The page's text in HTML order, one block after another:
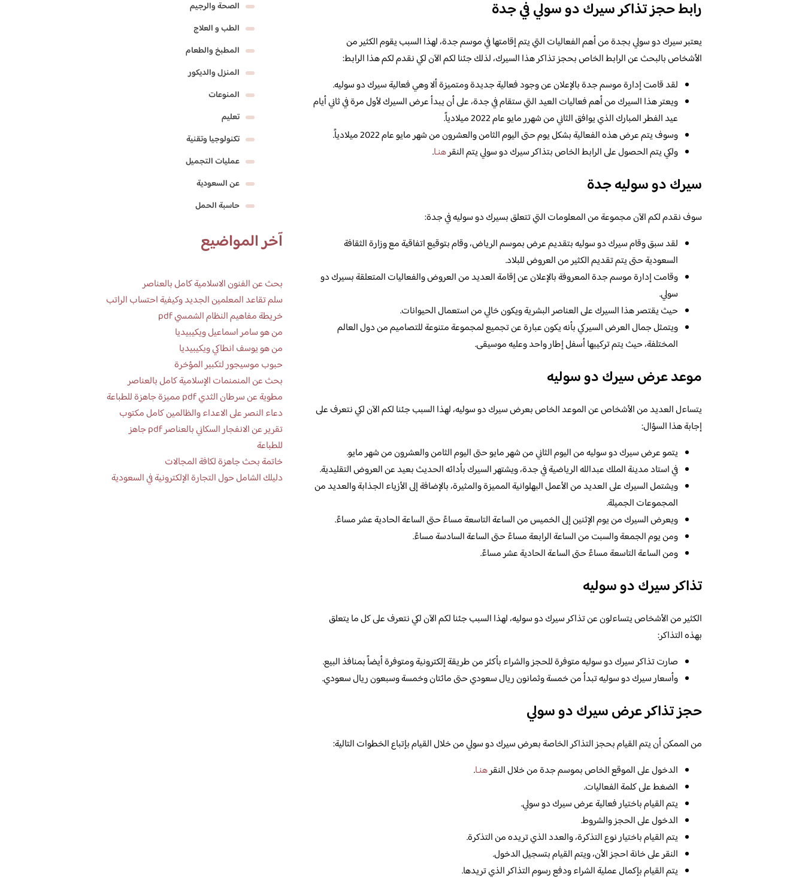
رابط حجز تذاكر سيرك دو سولي في جدة
يعتبر سيرك دو سولي بجدة من أهم الفعاليات التي يتم إقامتها في موسم جدة، لهذا السبب يقوم الكثير من
الأشخاص بالبحث عن الرابط الخاص بحجز تذاكر هذا السيرك، لذلك جئنا لكم الآن لكي نقدم لكم هذا الرابط:
لقد قامت إدارة موسم جدة بالإعلان عن وجود فعالية جديدة ومتميزة ألا وهي فعالية سيرك دو سوليه.
ويعتر هذا السيرك من أهم فعاليات العيد التي ستقام في جدة، على أن يبدأ عرض السيرك لأول مرة في ثاني أيام
عيد الفطر المبارك الذي يوافق الثاني من شهرر مايو عام 2022 ميلادياً.
وسوف يتم عرض هذه الفعالية بشكل يوم حتى اليوم الثامن والعشرون من شهر مايو عام 2022 ميلادياً.
ولكي يتم الحصول على الرابط الخاص بتذاكر سيرك دو سولي يتم النقرهنـا.
سيرك دو سوليه جدة
سوف نقدم لكم الآن مجموعة من المعلومات التي تتعلق بسيرك دو سوليه في جدة:
لقد سبق وقام سيرك دو سوليه بتقديم عرض بموسم الرياض، وقام بتوقيع اتفاقية مع وزارة الثقافة
السعودية حتى يتم تقديم الكثير من العروض للبلاد.
وقامت إدارة موسم جدة المعروفة بالإعلان عن إقامة العديد من العروض والفعاليات المتعلقة بسيرك دو
سولي.
حيث يقتصر هذا السيرك على العناصر البشرية ويكون خالي من استعمال الحيوانات.
ويتمثل جمال العرض السيركي بأنه يكون عبارة عن تجميع لمجموعة متنوعة للتصاميم من دول العالم
المختلفة، حيث يتم تركيبها أسفل إطار واحد وعليه موسيقى.
موعد عرض سيرك دو سوليه
يتساءل العديد من الأشخاص عن الموعد الخاص بعرض سيرك دو سوليه، لهذا السبب جئنا لكم الآن لكي نتعرف على
إجابة هذا السؤال:
يتمو عرض سيرك دو سوليه من اليوم الثاني من شهر مايو حتى اليوم الثامن والعشرون من شهر مايو.
في استاد مدينة الملك عبدالله الرياضية في جدة، ويشتهر السيرك بأدائه الحديث بعيد عن العروض التقليدية.
ويشتمل السيرك على العديد من الأعمل البهلوانية المميزة والمثيرة، بالإضافة إلى الأزياء الجذابة والعديد من
المجموعات الجميلة.
ويعرض السيرك من يوم الإثنين إلى الخميس من الساعة التاسعة مساءً حتى الساعة الحادية عشر مساءً.
ومن يوم الجمعة والسبت من الساعة الرابعة مساءً حتى الساعة السادسة مساءً.
ومن الساعة التاسعة مساءً حتى الساعة الحادية عشر مساءً.
تذاكر سيرك دو سوليه
الكثير من الأشخاص يتساءلون عن تذاكر سيرك دو سوليه، لهذا السبب جئنا لكم الآن لكي نتعرف على كل ما يتعلق
بهذه التذاكر:
صارت تذاكر سيرك دو سوليه متوفرة للحجز والشراء بأكثر من طريقة إلكترونية ومتوفرة أيضاً بمنافذ البيع.
وأسعار سيرك دو سوليه تبدأ من خمسة وثمانون ريال سعودي حتى مائتان وخمسة وسبعون ريال سعودي.
حجز تذاكر عرض سيرك دو سولي
من الممكن أن يتم القيام بحجز التذاكر الخاصة بعرض سيرك دو سولي من خلال القيام بإتباع الخطوات التالية:
الدخول على الموقع الخاص بموسم جدة من خلال النقرهنـا.
الضغط على كلمة الفعاليات.
يتم القيام باختيار فعالية عرض سيرك دو سولي.
الدخول على الحجز والشروط.
يتم القيام باختيار نوع التذكرة، والعدد الذي تريده من التذكرة.
النقر على خانة احجز الأن، ويتم القيام بتسجيل الدخول.
يتم القيام بإكمال عملية الشراء ودفع رسوم التذاكر الذي تريدها.
الصحة والرجيم
الطب و العلاج
المطبخ والطعام
المنزل والديكور
المنوعات
تعليم
تكنولوجيا وتقنية
عمليات التجميل
عن السعودية
حاسبة الحمل
آخر المواضيع
بحث عن الفنون الاسلامية كامل بالعناصر
سلم تقاعد المعلمين الجديد وكيفية احتساب الراتب
خريطة مفاهيم النظام الشمسي pdf
من هو سامر اسماعيل ويكيبيديا
من هو يوسف انطاكي ويكيبيديا
حبوب موسيجور لتكبير المؤخرة
بحث عن المنمنمات الإسلامية كامل بالعناصر
مطوية عن سرطان الثدي pdf مميزة جاهزة للطباعة
دعاء النصر على الاعداء والظالمين كامل مكتوب
تقرير عن الانفجار السكاني بالعناصر pdf جاهز
للطباعة
خاتمة بحث جاهزة لكافة المجالات
دليلك الشامل حول التجارة الإلكترونية في السعودية